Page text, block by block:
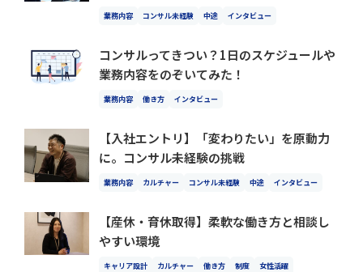
業務内容 コンサル未経験 中途 インタビュー
コンサルってきつい？1日のスケジュールや
業務内容をのぞいてみた！
業務内容 働き方 インタビュー
【入社エントリ】「変わりたい」を原動力
に。コンサル未経験の挑戦
業務内容 カルチャー コンサル未経験 中途 インタビュー
【産休・育休取得】柔軟な働き方と相談し
やすい環境
キャリア設計 カルチャー 働き方 制度
女性活躍